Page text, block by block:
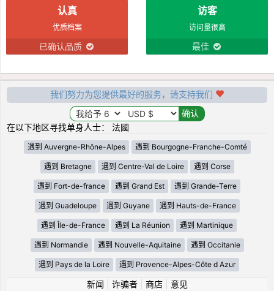
认真
优质档案
已确认品质
访客
访问量很高
最佳
我们努力为您提供最好的服务，请支持我们
在以下地区寻找单身人士： 法國
遇到 Auvergne-Rhône-Alpes 遇到 Bourgogne-Franche-Comté
遇到 Bretagne 遇到 Centre-Val de Loire 遇到 Corse
遇到 Fort-de-france 遇到 Grand Est 遇到 Grande-Terre
遇到 Guadeloupe 遇到 Guyane 遇到 Hauts-de-France
遇到 Île-de-France 遇到 La Réunion 遇到 Martinique
遇到 Normandie 遇到 Nouvelle-Aquitaine 遇到 Occitanie
遇到 Pays de la Loire 遇到 Provence-Alpes-Côte d Azur
新闻 诈骗者| 商店| 意见